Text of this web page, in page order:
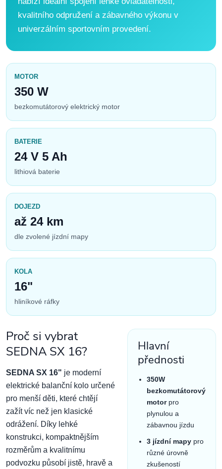
kvalitního odpružení a zábavného výkonu v
univerzálním sportovním provedení.
MOTOR
350 W
bezkomutátorový elektrický motor
BATERIE
24 V 5 Ah
lithiová baterie
DOJEZD
až 24 km
dle zvolené jízdní mapy
KOLA
16"
hliníkové ráfky
Proč si vybrat
SEDNA SX 16?
SEDNA SX 16" je moderní
elektrické balanční kolo určené
pro menší děti, které chtějí
zažít víc než jen klasické
odrážení. Díky lehké
konstrukci, kompaktnějším
rozměrům a kvalitnímu
podvozku působí jistě, hravě a
Hlavní
přednosti
350W
bezkomutátorový
motorpro
plynulou a
zábavnou jízdu
3 jízdní mapy pro
různé úrovně
zkušeností